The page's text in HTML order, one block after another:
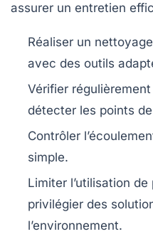
assurer un entretien
Réaliser un
avec des outils
Vérifier
détecter les points
Contrôler
simple.
Limiter l’utilisation
privilégier des
l’environnement.